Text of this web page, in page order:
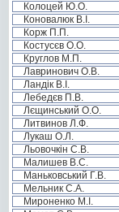
Колоцей Ю.О.
Коновалюк В.І.
Корж П.П.
Костусєв О.О.
Круглов М.П.
Лавринович О.В.
Ландік В.І.
Лебедєв П.В.
Лєщинський О.О.
Литвинов Л.Ф.
Лукаш О.Л.
Льовочкін С.В.
Малишев В.С.
Маньковський Г.В.
Мельник С.А.
Мироненко М.І.